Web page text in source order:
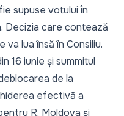
supuse votului în
Decizia care contează
lua însă în Consiliu.
16 iunie și summitul
de la
efectivă a
R. Moldova și